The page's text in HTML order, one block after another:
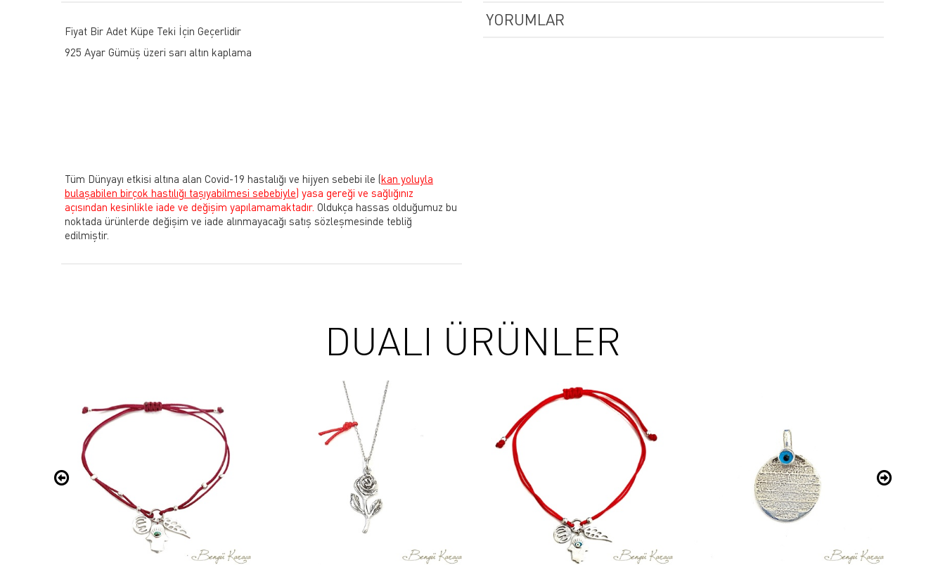
Fiyat Bir Adet Küpe Teki İçin Geçerlidir
925 Ayar Gümüş üzeri sarı altın kaplama
Tüm Dünyayı etkisi altına alan Covid-19 hastalığı ve hijyen sebebi ile (kan yoluyla
bulaşabilen birçok hastılığı taşıyabilmesi sebebiyle) yasa gereği ve sağlığınız
açısından kesinlikle iade ve değişim yapılamamaktadır. Oldukça hassas olduğumuz bu
noktada ürünlerde değişim ve iade alınmayacağı satış sözleşmesinde tebliğ
edilmiştir.
YORUMLAR
DUALI ÜRÜNLER